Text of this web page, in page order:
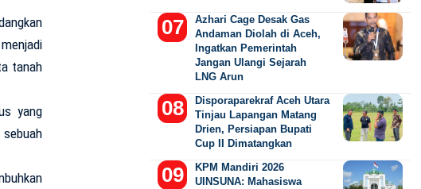
tanah
yang
Azhari Cage Desak Gas
Andaman Diolah di Aceh,
Ingatkan Pemerintah
Jangan Ulangi Sejarah
LNG Arun
Disporaparekraf Aceh Utara
Tinjau Lapangan Matang
Drien, Persiapan Bupati
Cup II Dimatangkan
KPM Mandiri 2026
UINSUNA: Mahasiswa